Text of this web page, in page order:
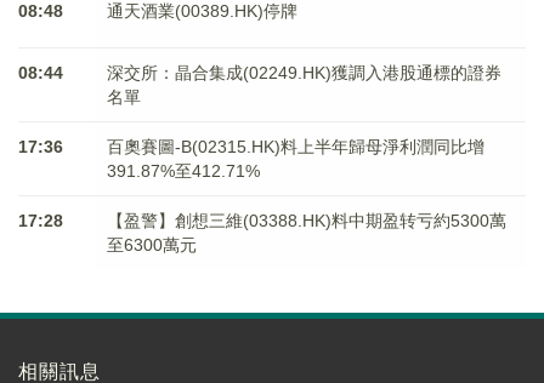
08:48 通天酒業(00389.HK)停牌
08:44
深交所：晶合集成(02249.HK)獲調入港股通標的證券
名單
17:36
百奧賽圖-B(02315.HK)料上半年歸母淨利潤同比增
391.87%至412.71%
17:28
【盈警】創想三維(03388.HK)料中期盈转亏約5300萬
至6300萬元
相關訊息